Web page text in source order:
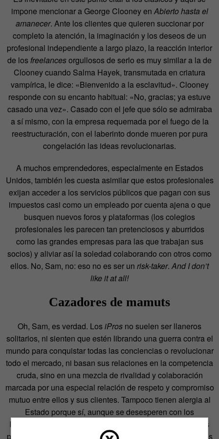
impone mencionar a George Clooney enAbierto hasta el
amanecer. Ante los clientes que quieren succionar por
completo la atención, la imaginación y los deseos de un
profesional independiente a largo plazo, la reacción interior
de losfreelancesorgullosos de serlo es muy similar a la de
Clooney cuando Salma Hayek, transmutada en criatura
vampírica, le dice: «Bienvenido a la esclavitud». Clooney
responde con su encanto habitual: «No, gracias; ya estuve
casado una vez». Casado con el jefe que sólo se admiraba
a sí mismo, con la empresa requemada por el fuego de la
reestructuración, con el laberinto donde mueren por pura
congelación las ideas revolucionarias.
A muchos emprendedores, especialmente en Estados
Unidos, también les cuesta asimilar que estos profesionales
exijan acceder a los servicios públicos que pagan con sus
impuestos casi como un empleado por cuenta ajena o que
busquen nuevos foros y plataformas (los colegios
profesionales les parecen tan pretenciosos y aburridos
como las grandes empresas para las que trabajan sus
socios) y aliviar así la soledad colaborando con otros como
ellos. No, Sam, no: eso no es ser un risk-taker.And I don’t
like it at all!
Cazadores de mamuts
Oh, Sam, es verdad. LosiPros no suelen ser llaneros
solitarios, ni sienten que estén librando una guerra contra el
mundo para conquistar todas las conciencias o revolucionar
todo el mercado, ni basan sus relaciones en la competencia
cruda, sino en una mezcla de rivalidad y colaboración
marcada por una especial relación de respeto y compromiso
mutuo entre ellos y sus clientes. Tampoco tienen alergia al
Estado porque sí, aunque se desesperen con los
burócratas, los de la administración y los de esos mamuts
petrificados, sepultados e inmensos —mucho menos bellos